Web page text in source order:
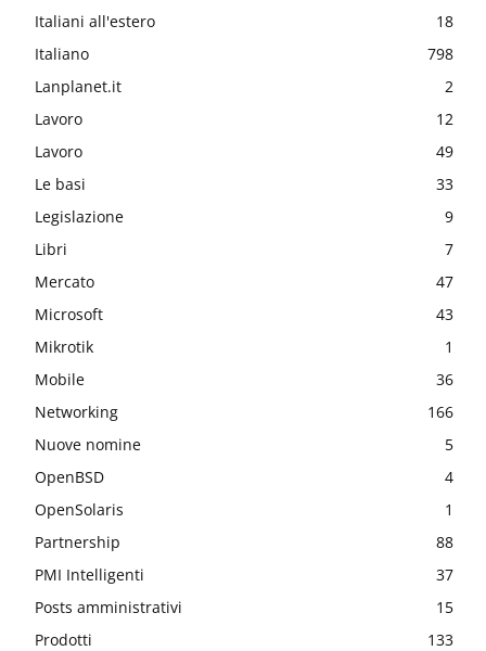
Italiani all'estero
18
Italiano
798
Lanplanet.it
2
Lavoro
12
Lavoro
49
Le basi
33
Legislazione
9
Libri
7
Mercato
47
Microsoft
43
Mikrotik
1
Mobile
36
Networking
166
Nuove nomine
5
OpenBSD
4
OpenSolaris
1
Partnership
88
PMI Intelligenti
37
Posts amministrativi
15
Prodotti
133